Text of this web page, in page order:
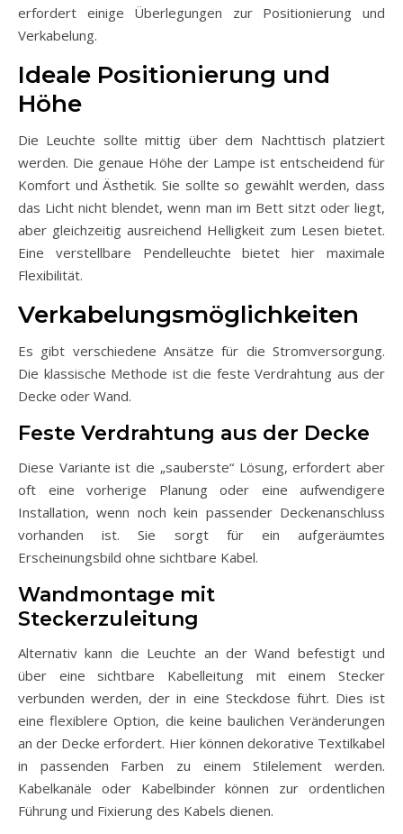
erfordert einige Überlegungen zur Positionierung und
Verkabelung.
Ideale Positionierung und
Höhe
Die Leuchte sollte mittig über dem Nachttisch platziert
werden. Die genaue Höhe der Lampe ist entscheidend für
Komfort und Ästhetik. Sie sollte so gewählt werden, dass
das Licht nicht blendet, wenn man im Bett sitzt oder liegt,
aber gleichzeitig ausreichend Helligkeit zum Lesen bietet.
Eine verstellbare Pendelleuchte bietet hier maximale
Flexibilität.
Verkabelungsmöglichkeiten
Es gibt verschiedene Ansätze für die Stromversorgung.
Die klassische Methode ist die feste Verdrahtung aus der
Decke oder Wand.
Feste Verdrahtung aus der Decke
Diese Variante ist die „sauberste“ Lösung, erfordert aber
oft eine vorherige Planung oder eine aufwendigere
Installation, wenn noch kein passender Deckenanschluss
vorhanden ist. Sie sorgt für ein aufgeräumtes
Erscheinungsbild ohne sichtbare Kabel.
Wandmontage mit
Steckerzuleitung
Alternativ kann die Leuchte an der Wand befestigt und
über eine sichtbare Kabelleitung mit einem Stecker
verbunden werden, der in eine Steckdose führt. Dies ist
eine flexiblere Option, die keine baulichen Veränderungen
an der Decke erfordert. Hier können dekorative Textilkabel
in passenden Farben zu einem Stilelement werden.
Kabelkanäle oder Kabelbinder können zur ordentlichen
Führung und Fixierung des Kabels dienen.